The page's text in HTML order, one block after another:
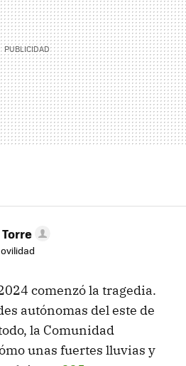
comenzó la tragedia.
autónomas del este de
la Comunidad
unas fuertes lluvias y